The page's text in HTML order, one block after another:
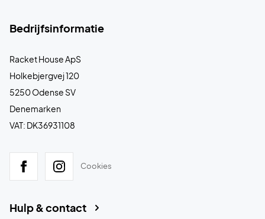
Bedrijfsinformatie
Racket House ApS
Holkebjergvej 120
5250 Odense SV
Denemarken
VAT: DK36931108
Cookies
Hulp & contact